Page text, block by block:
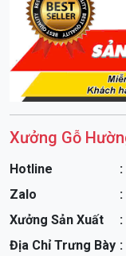
Xưởng Gỗ
Hotline
Zalo
Xưởng Sản Xuất
Địa Chỉ Trưng Bày